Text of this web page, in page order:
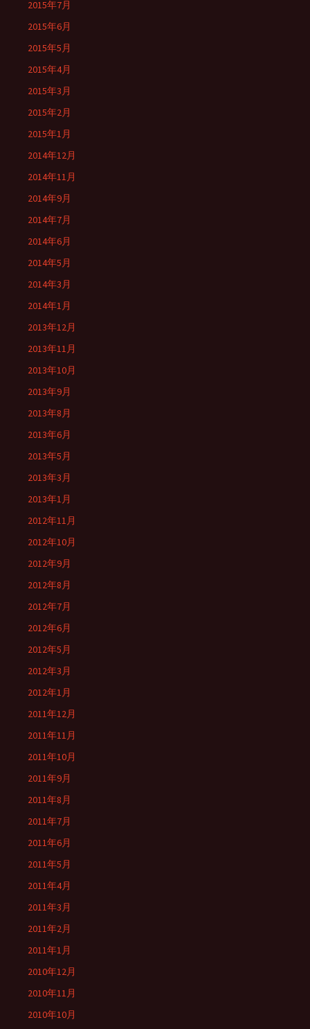
2015年7月
2015年6月
2015年5月
2015年4月
2015年3月
2015年2月
2015年1月
2014年12月
2014年11月
2014年9月
2014年7月
2014年6月
2014年5月
2014年3月
2014年1月
2013年12月
2013年11月
2013年10月
2013年9月
2013年8月
2013年6月
2013年5月
2013年3月
2013年1月
2012年11月
2012年10月
2012年9月
2012年8月
2012年7月
2012年6月
2012年5月
2012年3月
2012年1月
2011年12月
2011年11月
2011年10月
2011年9月
2011年8月
2011年7月
2011年6月
2011年5月
2011年4月
2011年3月
2011年2月
2011年1月
2010年12月
2010年11月
2010年10月